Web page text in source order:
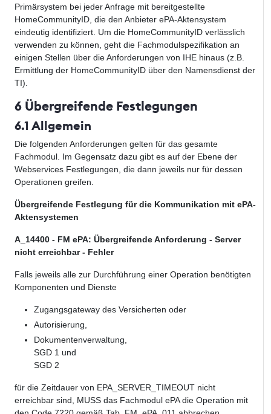
Primärsystem bei jeder Anfrage mit bereitgestellte
HomeCommunityID, die den Anbieter ePA-Aktensystem
eindeutig identifiziert. Um die HomeCommunityID verlässlich
verwenden zu können, geht die Fachmodulspezifikation an
einigen Stellen über die Anforderungen von IHE hinaus (z.B.
Ermittlung der HomeCommunityID über den Namensdienst der
TI).
6 Übergreifende Festlegungen
6.1 Allgemein
Die folgenden Anforderungen gelten für das gesamte
Fachmodul. Im Gegensatz dazu gibt es auf der Ebene der
Webservices Festlegungen, die dann jeweils nur für dessen
Operationen greifen.
Übergreifende Festlegung für die Kommunikation mit ePA-
Aktensystemen
A_14400 - FM ePA: Übergreifende Anforderung - Server
nicht erreichbar - Fehler
Falls jeweils alle zur Durchführung einer Operation benötigten
Komponenten und Dienste
Zugangsgateway des Versicherten oder
Autorisierung,
Dokumentenverwaltung,
SGD 1 und
SGD 2
für die Zeitdauer von EPA_SERVER_TIMEOUT nicht
erreichbar sind, MUSS das Fachmodul ePA die Operation mit